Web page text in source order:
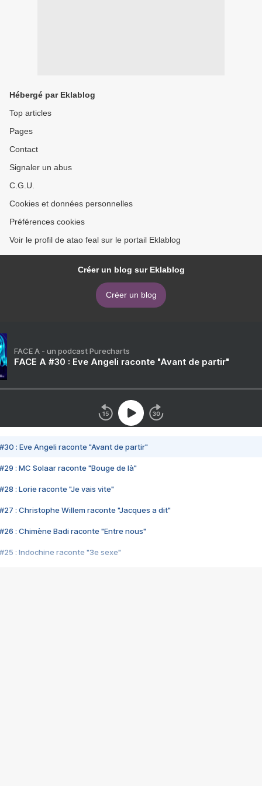
Hébergé par Eklablog
Top articles
Pages
Contact
Signaler un abus
C.G.U.
Cookies et données personnelles
Préférences cookies
Voir le profil de atao feal sur le portail Eklablog
Créer un blog sur Eklablog
Créer un blog
FACE A - un podcast Purecharts
FACE A #30 : Eve Angeli raconte "Avant de partir"
#30 : Eve Angeli raconte "Avant de partir"
#29 : MC Solaar raconte "Bouge de là"
#28 : Lorie raconte "Je vais vite"
#27 : Christophe Willem raconte "Jacques a dit"
#26 : Chimène Badi raconte "Entre nous"
#25 : Indochine raconte "3e sexe"